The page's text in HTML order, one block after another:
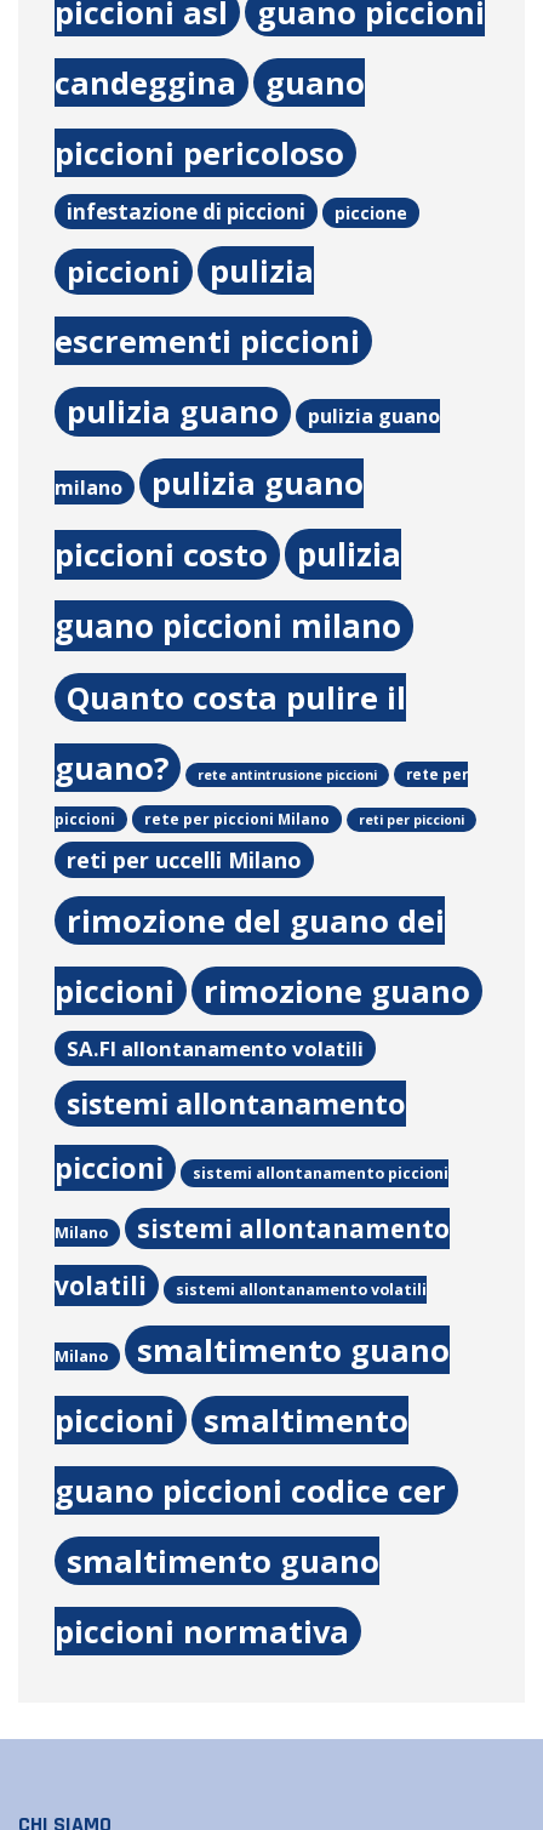
piccioni asl
guano piccioni
candeggina
guano
piccioni pericoloso
infestazione di piccioni piccione
piccioni
pulizia
escrementi piccioni
pulizia guano pulizia guano
milano
pulizia guano
piccioni costo
pulizia
guano piccioni milano
Quanto costa pulire il
guano?
rete antintrusione piccioni rete per
piccioni rete per piccioni Milano reti per piccioni
reti per uccelli Milano
rimozione del guano dei
piccioni
rimozione guano
SA.FI allontanamento volatili
sistemi allontanamento
piccioni
sistemi allontanamento piccioni
Milano
sistemi allontanamento
volatili
sistemi allontanamento volatili
Milano
smaltimento guano
piccioni
smaltimento
guano piccioni codice cer
smaltimento guano
piccioni normativa
CHI SIAMO